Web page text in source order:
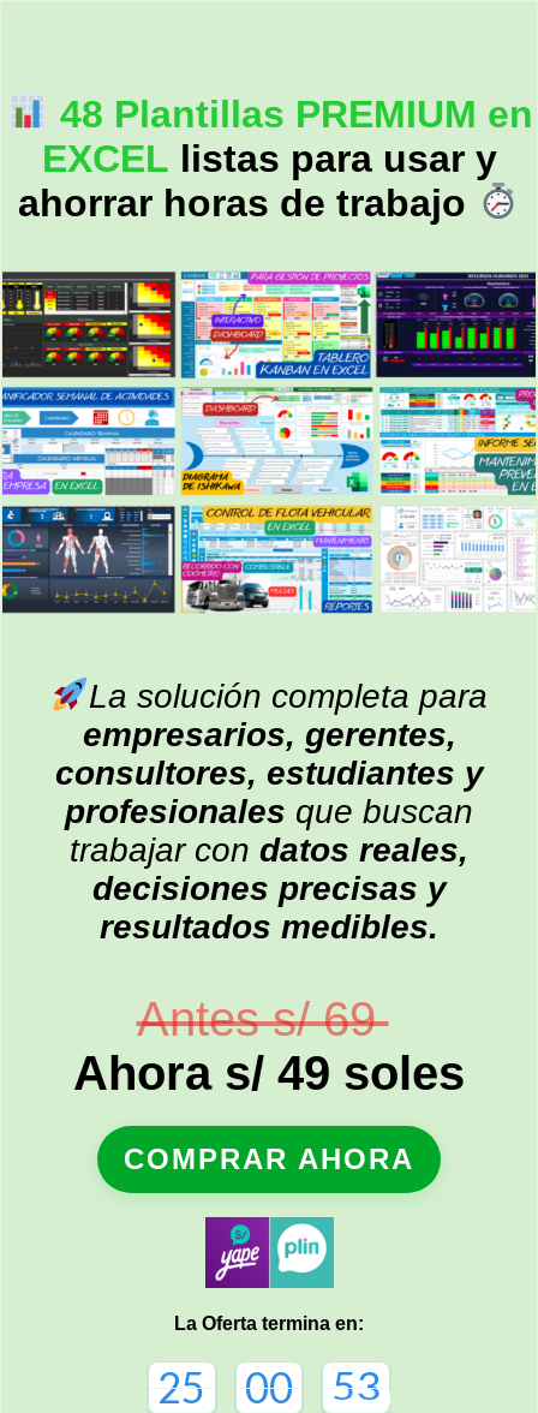
48 Plantillas PREMIUM en
EXCEL listas para usar y
ahorrar horas de trabajo
La solución completa para
empresarios, gerentes,
consultores, estudiantes y
profesionales que buscan
trabajar con datos reales,
decisiones precisas y
resultados medibles.
Antes s/ 69
Ahora s/ 49 soles
COMPRAR AHORA
La Oferta termina en:
25 00 52